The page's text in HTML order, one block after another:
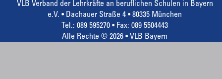
VLB Verband der Lehrkräfte an beruflichen Schulen in Bayern
e.V. • Dachauer Straße 4 • 80335 München
Tel.: 089 595270 • Fax: 089 5504443
Alle Rechte © 2026 • VLB Bayern